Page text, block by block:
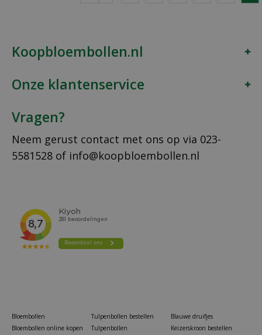
Koopbloembollen.nl
Onze klantenservice
Vragen?
Neem gerust contact met ons op via 023-
5581528 of info@koopbloembollen.nl
Bloembollen
Bloembollen online kopen
Tulpenbollen bestellen
Tulpenbollen
Blauwe druifjes
Keizerskroon bestellen